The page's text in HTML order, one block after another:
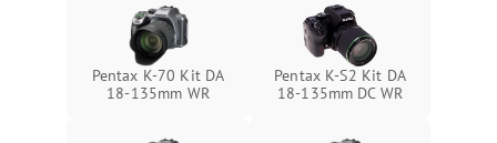
Pentax K-70 Kit DA
18-135mm WR
Pentax K-S2 Kit DA
18-135mm DC WR